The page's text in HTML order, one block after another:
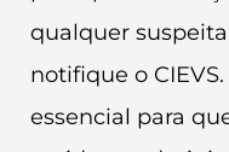
qualquer
notifique o
essencial para